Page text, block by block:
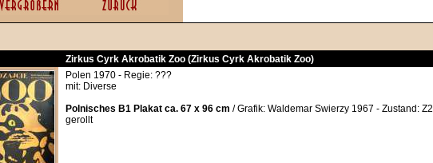
Zirkus Cyrk Akrobatik Zoo (Zirkus Cyrk Akrobatik Zoo)
Polen 1970 - Regie: ???
mit: Diverse
Polnisches B1 Plakat ca. 67 x 96 cm / Grafik: Waldemar Swierzy 1967 - Zustand: Z2
gerollt